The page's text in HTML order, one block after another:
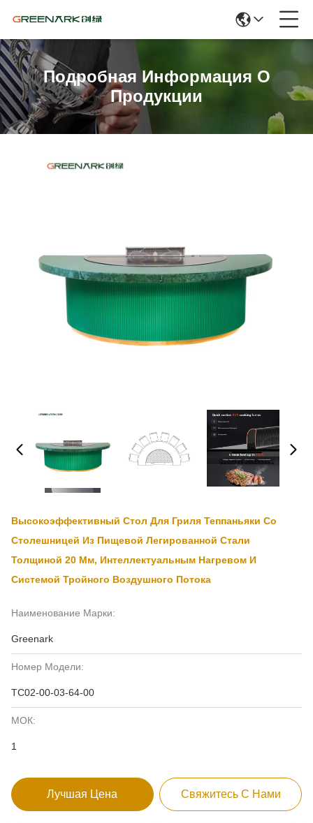
Подробная Информация О
Продукции
Высокоэффективный Стол Для Гриля Теппаньяки Со
Столешницей Из Пищевой Легированной Стали
Толщиной 20 Мм, Интеллектуальным Нагревом И
Системой Тройного Воздушного Потока
Наименование Марки:
Greenark
Номер Модели:
ТС02-00-03-64-00
МОК:
1
Лучшая Цена Свяжитесь С Нами